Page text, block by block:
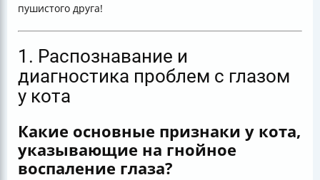
пушистого друга!
1. Распознавание и
диагностика проблем с глазом
у кота
Какие основные признаки у кота,
указывающие на гнойное
воспаление глаза?